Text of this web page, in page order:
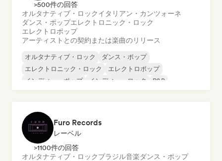
>500件の回答
オルタナティブ・ロックイタリアン・カンツォーネ
ダンス・ポップエレクトロニック・ロック
エレクトロポップ
アーティストとの契約または楽曲のリリース
オルタナティブ・ロック
ダンス・ポップ
エレクトロニック・ロック
エレクトロポップ
インディー・ポップ
インディー・ロック
R&B
Furo Records
レーベル
>1100件の回答
オルタナティブ・ロックブラジル音楽ダンス・ポップ